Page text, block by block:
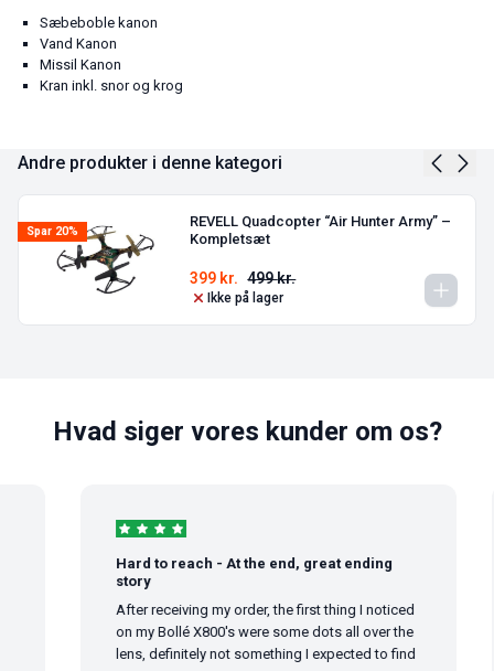
Sæbeboble kanon
Vand Kanon
Missil Kanon
Kran inkl. snor og krog
Andre produkter i denne kategori
Spar 20%
REVELL Quadcopter “Air Hunter Army” –
Kompletsæt
499kr.
399 kr.
Ikke på lager
Hvad siger vores kunder om os?
Hard to reach - At the end, great ending
story
After receiving my order, the first thing I noticed
on my Bollé X800's were some dots all over the
lens, definitely not something I expected to find